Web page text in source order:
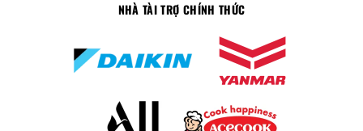
NHÀ TÀI TRỢ CHÍNH THỨC